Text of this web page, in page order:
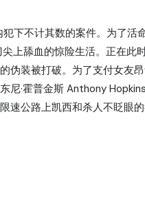
下不计其数的案件。为了活
上舔血的惊险生活。正在此
伪装被打破。为了支付女友
·霍普金斯 Anthony
速公路上凯西和杀人不眨眼